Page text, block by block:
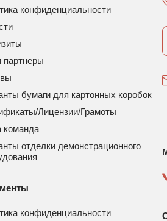
конфиденциальности
бумаги для картонных коробок
Лицензии/Грамоты
отделки демонстрационного
конфиденциальности